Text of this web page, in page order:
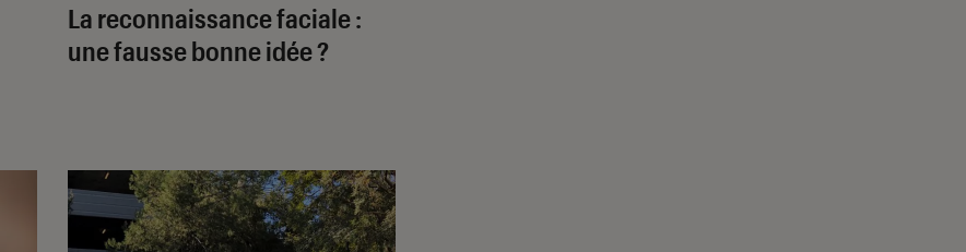
La reconnaissance faciale :
une fausse bonne idée ?